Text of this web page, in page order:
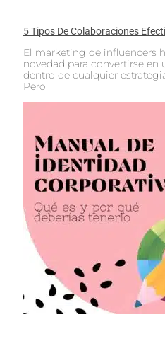
5 Tipos De Colaboraciones
El marketing de influencers
novedad para convertirse en
dentro de cualquier
Pero